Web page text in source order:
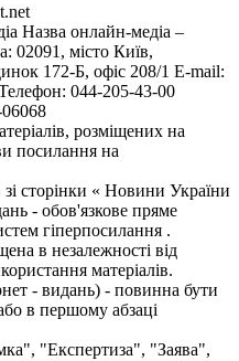
Назва онлайн-медіа –
02091, місто Київ,
172-Б, офіс 208/1 E-mail:
044-205-43-00
06068
розміщених на
посилання на
сторінки « Новини України
- обов'язкове пряме
гіперпосилання .
в незалежності від
матеріалів.
- видань) - повинна бути
в першому абзаці
"Експертиза", "Заява",